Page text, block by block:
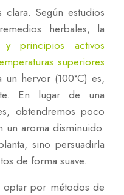
Según estudios
herbales, la
y principios activos
superiores
hervor (100°C) es,
En lugar de una
obtendremos poco
un aroma disminuido.
sino persuadirla
de forma suave.
optar por métodos de